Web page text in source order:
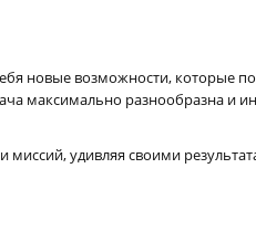
новые возможности, которые
максимально разнообразна и
удивляя своими